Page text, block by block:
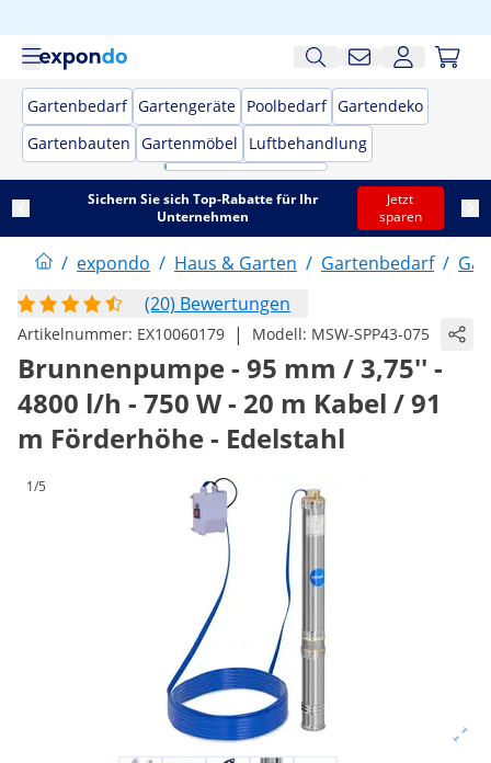
Gartenbedarf Gartengeräte Poolbedarf Gartendeko
Gartenbauten Gartenmöbel Luftbehandlung
Sichern Sie sich Top-Rabatte für Ihr
Unternehmen
Jetzt
sparen
/ expondo / Haus & Garten / Gartenbedarf /
(20) Bewertungen
Artikelnummer: EX10060179 | Modell: MSW-SPP43-075
Brunnenpumpe - 95 mm / 3,75'' -
4800 l/h - 750 W - 20 m Kabel / 91
m Förderhöhe - Edelstahl
1/5